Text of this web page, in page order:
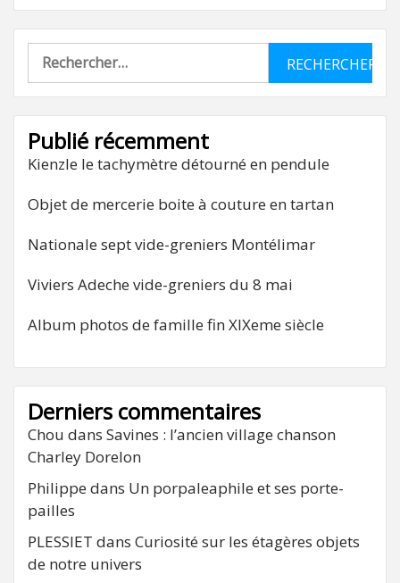
Rechercher :
Publié récemment
Kienzle le tachymètre détourné en pendule
Objet de mercerie boite à couture en tartan
Nationale sept vide-greniers Montélimar
Viviers Adeche vide-greniers du 8 mai
Album photos de famille fin XIXeme siècle
Derniers commentaires
Chou dans Savines : l’ancien village chanson
Charley Dorelon
Philippe dans Un porpaleaphile et ses porte-
pailles
PLESSIET dans Curiosité sur les étagères objets
de notre univers